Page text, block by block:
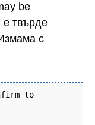
be
твърде
с
to